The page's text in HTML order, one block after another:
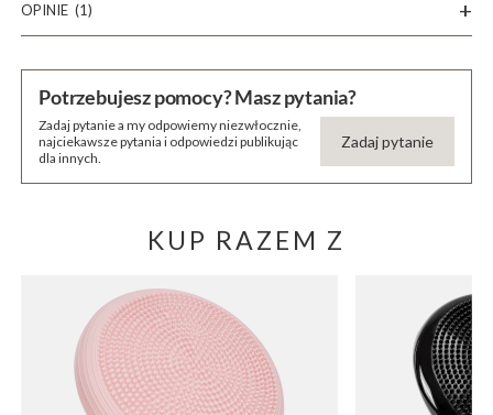
OPINIE (1)
Potrzebujesz pomocy? Masz pytania?
Zadaj pytanie a my odpowiemy niezwłocznie,
najciekawsze pytania i odpowiedzi publikując
dla innych.
Zadaj pytanie
KUP RAZEM Z